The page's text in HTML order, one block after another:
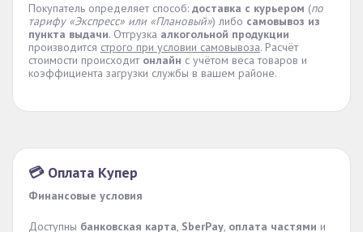
Покупатель определяет способ: доставка с курьером (по
тарифу «Экспресс» или «Плановый») либо самовывоз из
пункта выдачи. Отгрузка алкогольной продукции
производится строго при условии самовывоза. Расчёт
стоимости происходит онлайн с учётом веса товаров и
коэффициента загрузки службы в вашем районе.
💳 Оплата Купер
Финансовые условия
Доступны банковская карта, SberPay, оплата частями и